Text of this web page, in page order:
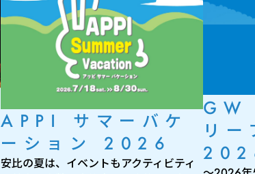
APPI サマーバケ
ーション 2026
安比の夏は、イベントもアクティビティ
GW
リー